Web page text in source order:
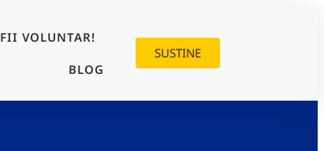
FII VOLUNTAR!
BLOG
SUSTINE